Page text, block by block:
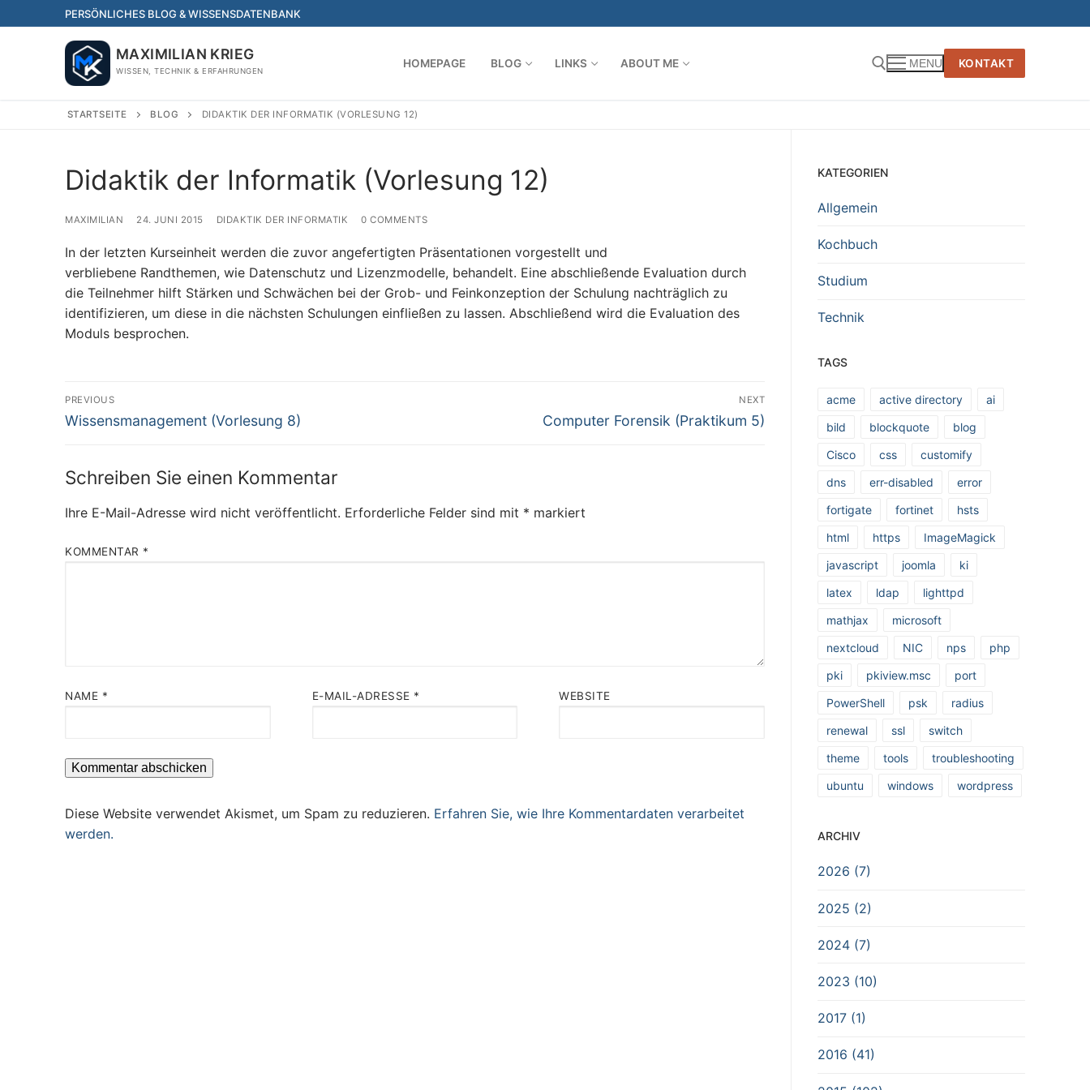
to
PERSÖNLICHES BLOG & WISSENSDATENBANK
MAXIMILIAN KRIEG
WISSEN, TECHNIK & ERFAHRUNGEN
HOMEPAGE BLOG LINKS ABOUT ME MENU KONTAKT
STARTSEITE BLOG DIDAKTIK DER INFORMATIK (VORLESUNG 12)
Didaktik der Informatik (Vorlesung 12)
MAXIMILIAN 24. JUNI 2015 DIDAKTIK DER INFORMATIK 0 COMMENTS
In der letzten Kurseinheit werden die zuvor angefertigten Präsentationen vorgestellt und
verbliebene Randthemen, wie Datenschutz und Lizenzmodelle, behandelt. Eine abschließende Evaluation durch
die Teilnehmer hilft Stärken und Schwächen bei der Grob- und Feinkonzeption der Schulung nachträglich zu
identifizieren, um diese in die nächsten Schulungen einfließen zu lassen. Abschließend wird die Evaluation des
Moduls besprochen.
Beitragsnavigation
PREVIOUS
Previous
Wissensmanagement (Vorlesung 8)
NEXT
Next
Computer Forensik (Praktikum 5)
Schreiben Sie einen Kommentar
Ihre E-Mail-Adresse wird nicht veröffentlicht. Erforderliche Felder sind mit * markiert
KOMMENTAR *
NAME * E-MAIL-ADRESSE * WEBSITE
Diese Website verwendet Akismet, um Spam zu reduzieren. Erfahren Sie, wie Ihre Kommentardaten verarbeitet
werden.
KATEGORIEN
Allgemein
Kochbuch
Studium
Technik
TAGS
acme active directory
ai
bild
blockquote
blog
Cisco
css
customify
dns
err-disabled
error
fortigate
fortinet
hsts
html
https
ImageMagick
javascript
joomla
ki
latex
ldap
lighttpd
mathjax
microsoft
nextcloud
NIC nps
php
pki
pkiview.msc
port
PowerShell
psk
radius
renewal
ssl
switch
theme
tools
troubleshooting
ubuntu
windows wordpress
ARCHIV
2026 (7)
2025 (2)
2024 (7)
2023 (10)
2017 (1)
2016 (41)